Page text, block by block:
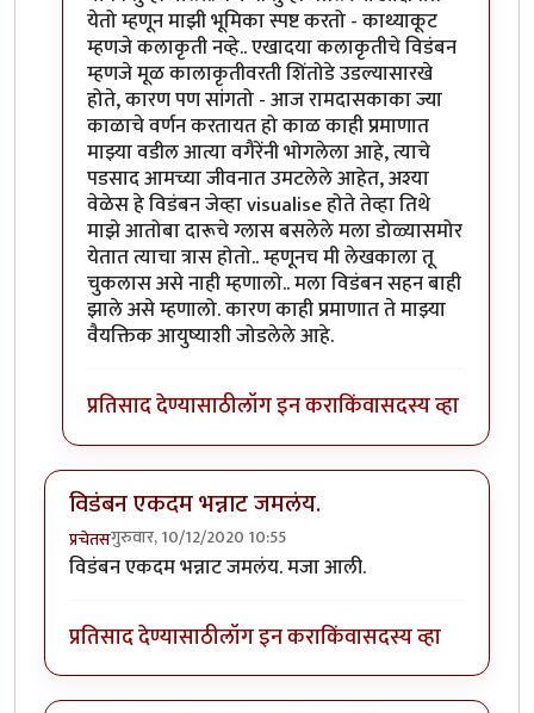
येतो म्हणून माझी भूमिका स्पष्ट करतो - काथ्याकूट
म्हणजे कलाकृती नव्हे.. एखादया कलाकृतीचे विडंबन
म्हणजे मूळ कालाकृतीवरती शिंतोडे उडल्यासारखे
होते, कारण पण सांगतो - आज रामदासकाका ज्या
काळाचे वर्णन करतायत हो काळ काही प्रमाणात
माझ्या वडील आत्या वगैरेंनी भोगलेला आहे, त्याचे
पडसाद आमच्या जीवनात उमटलेले आहेत, अश्या
वेळेस हे विडंबन जेव्हा visualise होते तेव्हा तिथे
माझे आतोबा दारूचे ग्लास बसलेले मला डोळ्यासमोर
येतात त्याचा त्रास होतो.. म्हणूनच मी लेखकाला तू
चुकलास असे नाही म्हणालो.. मला विडंबन सहन बाही
झाले असे म्हणालो. कारण काही प्रमाणात ते माझ्या
वैयक्तिक आयुष्याशी जोडलेले आहे.
प्रतिसाद देण्यासाठीलॉग इन कराकिंवासदस्य व्हा
विडंबन एकदम भन्नाट जमलंय.
प्रचेतसगुरुवार, 10/12/2020 10:55
विडंबन एकदम भन्नाट जमलंय. मजा आली.
प्रतिसाद देण्यासाठीलॉग इन कराकिंवासदस्य व्हा